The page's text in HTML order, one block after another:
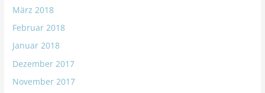
März 2018
Februar 2018
Januar 2018
Dezember 2017
November 2017